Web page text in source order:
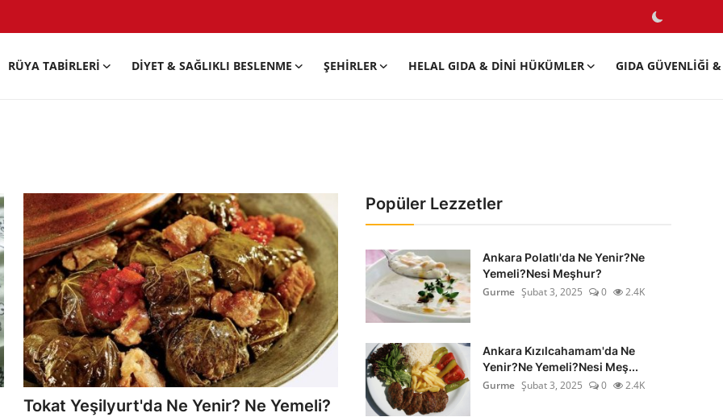
RÜYA TABIRLERI DIYET & SAĞLIKLI BESLENME ŞEHIRLER HELAL GIDA & DINI HÜKÜMLER GIDA GÜVENLIĞI
Tokat Yeşilyurt'da Ne Yenir? Ne Yemeli?
Popüler Lezzetler
Ankara Polatlı'da Ne Yenir?Ne
Yemeli?Nesi Meşhur?
Gurme Şubat 3, 2025 0 2.4K
Ankara Kızılcahamam'da Ne
Yenir?Ne Yemeli?Nesi Meş...
Gurme Şubat 3, 2025 0 2.4K